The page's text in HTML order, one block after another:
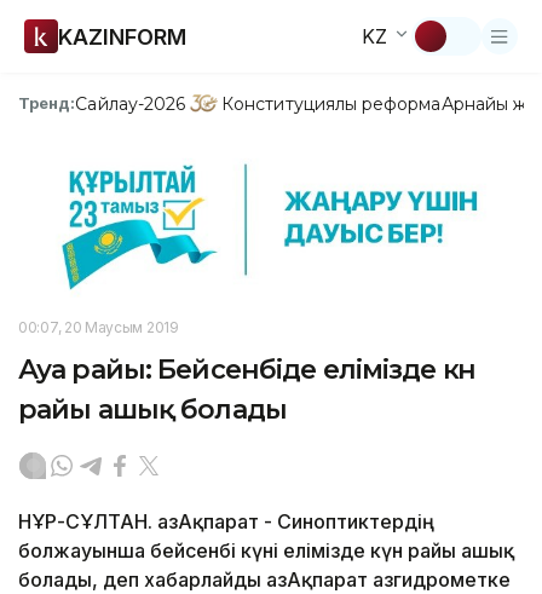
KAZINFORM KZ
Тренд:Сайлау-2026 Конституциялық реформаАрнайы
00:07, 20 Маусым 2019
Ауа райы: Бейсенбіде елімізде күн
райы ашық болады
НҰР-СҰЛТАН. ҚазАқпарат - Синоптиктердің
болжауынша бейсенбі күні елімізде күн райы ашық
болады, деп хабарлайды ҚазАқпарат Қазгидрометке